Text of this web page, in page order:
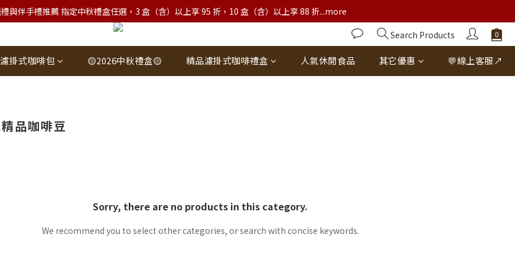
與伴手禮推薦 指定中秋禮盒任選，3 盒（含）以上享 95 折，10 盒（含）以上享 88 折...more
Search Products
掛式咖啡包 🟡2026中秋禮盒🟡 精品濾掛式咖啡禮盒 人氣休閒食品 其它優惠 💬線上客服↗
品咖啡豆
Sorry, there are no products in this category.
We recommend you to select other categories, or search with concise keywords.